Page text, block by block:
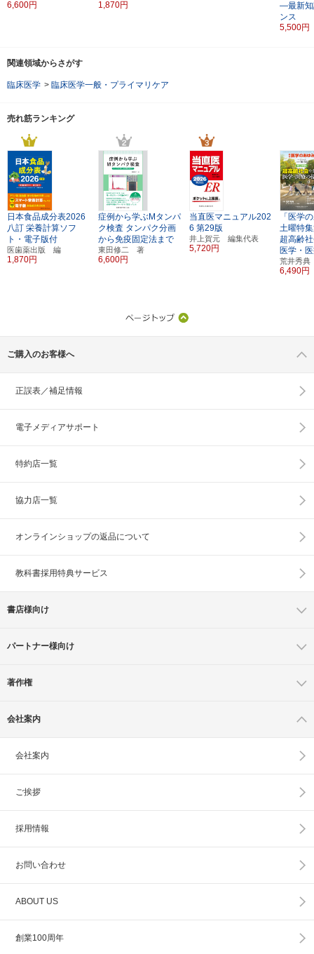
6,600円
1,870円
―最新知
ンス
5,500円
関連領域からさがす
臨床医学 > 臨床医学一般・プライマリケア
売れ筋ランキング
日本食品成分表2026
八訂 栄養計算ソフ
ト・電子版付
医歯薬出版 編
1,870円
症例から学ぶMタンパ
ク検査 タンパク分画
から免疫固定法まで
東田修二 著
6,600円
当直医マニュアル202
6 第29版
井上賀元 編集代表
5,720円
「医学
土曜特
超高齢
医学・
荒井秀
6,490円
ご購入のお客様へ
正誤表／補足情報
電子メディアサポート
特約店一覧
協力店一覧
オンラインショップの返品について
教科書採用特典サービス
書店様向け
パートナー様向け
著作権
会社案内
会社案内
ご挨拶
採用情報
お問い合わせ
ABOUT US
創業100周年